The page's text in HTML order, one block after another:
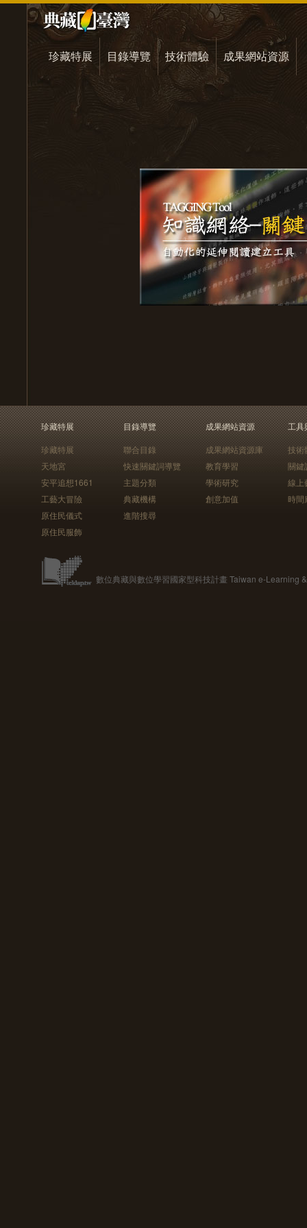
珍藏特展 目錄導覽 技術體驗 成果網站資源
珍藏特展
珍藏特展
天地宮
安平追想1661
工藝大冒險
原住民儀式
原住民服飾
目錄導覽
聯合目錄
快速關鍵詞導覽
主題分類
典藏機構
進階搜尋
成果網站資源
成果網站資源庫
教育學習
學術研究
創意加值
工具
技術
關鍵
線上
時間
數位典藏與數位學習國家型科技計畫 Taiwan e-Learning